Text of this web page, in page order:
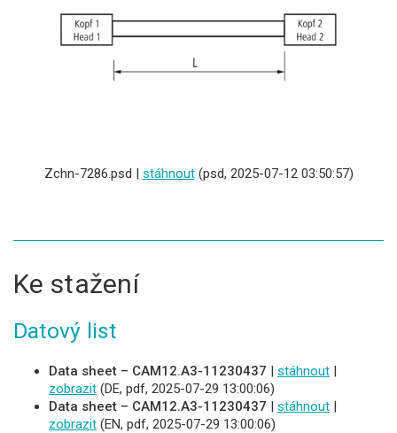
Zchn-7286.psd | stáhnout(psd, 2025-07-12 03:50:57)
Ke stažení
Datový list
Data sheet – CAM12.A3-11230437 | stáhnout |
zobrazit (DE, pdf, 2025-07-29 13:00:06)
Data sheet – CAM12.A3-11230437 | stáhnout |
zobrazit (EN, pdf, 2025-07-29 13:00:06)